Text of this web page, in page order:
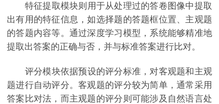
特征提取模块则用于从处理过的答卷图像中提取
出有用的特征信息，如选择题的答题框位置、主观题
的答题内容等。通过深度学习模型，系统能够精准地
提取出答案的正确与否，并与标准答案进行比对。
评分模块依据预设的评分标准，对客观题和主观
题进行自动评分。客观题的评分较为简单，通常采用
答案比对法，而主观题的评分则可能涉及自然语言处